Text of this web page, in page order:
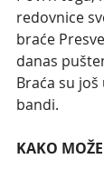
redovnice
braće
danas
Braća su
bandi.
KAKO